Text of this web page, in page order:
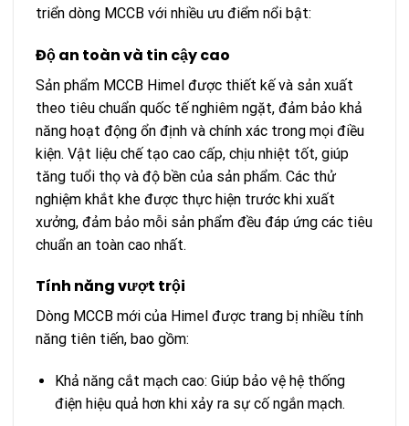
triển dòng MCCB với nhiều ưu điểm nổi bật:
Độ an toàn và tin cậy cao
Sản phẩm MCCB Himel được thiết kế và sản xuất
theo tiêu chuẩn quốc tế nghiêm ngặt, đảm bảo khả
năng hoạt động ổn định và chính xác trong mọi điều
kiện. Vật liệu chế tạo cao cấp, chịu nhiệt tốt, giúp
tăng tuổi thọ và độ bền của sản phẩm. Các thử
nghiệm khắt khe được thực hiện trước khi xuất
xưởng, đảm bảo mỗi sản phẩm đều đáp ứng các tiêu
chuẩn an toàn cao nhất.
Tính năng vượt trội
Dòng MCCB mới của Himel được trang bị nhiều tính
năng tiên tiến, bao gồm:
Khả năng cắt mạch cao: Giúp bảo vệ hệ thống
điện hiệu quả hơn khi xảy ra sự cố ngắn mạch.